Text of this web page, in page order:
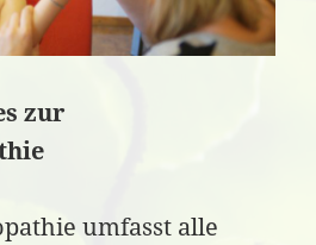
zur
umfasst alle